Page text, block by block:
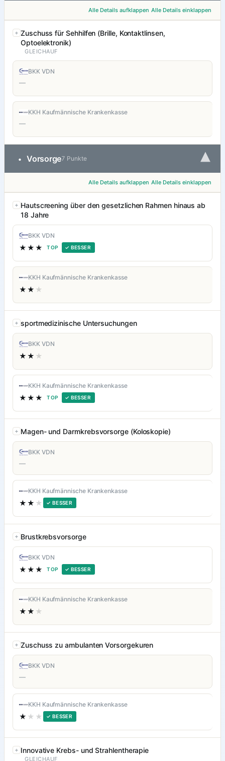
Alle Details aufklappen Alle Details einklappen
Zuschuss für Sehhilfen (Brille, Kontaktlinsen,
Optoelektronik)
GLEICHAUF
BKK VDN
—
KKH Kaufmännische Krankenkasse
—
• Vorsorge7 Punkte ▾
Alle Details aufklappen Alle Details einklappen
Hautscreening über den gesetzlichen Rahmen hinaus ab
18 Jahre
BKK VDN
★★★ TOP ✓ BESSER
KKH Kaufmännische Krankenkasse
★★ ★
sportmedizinische Untersuchungen
BKK VDN
★★ ★
KKH Kaufmännische Krankenkasse
★★★ TOP ✓ BESSER
Magen- und Darmkrebsvorsorge (Koloskopie)
BKK VDN
—
KKH Kaufmännische Krankenkasse
★★ ★ ✓ BESSER
Brustkrebsvorsorge
BKK VDN
★★★ TOP ✓ BESSER
KKH Kaufmännische Krankenkasse
★★ ★
Zuschuss zu ambulanten Vorsorgekuren
BKK VDN
—
KKH Kaufmännische Krankenkasse
★ ★★ ✓ BESSER
Innovative Krebs- und Strahlentherapie
GLEICHAUF